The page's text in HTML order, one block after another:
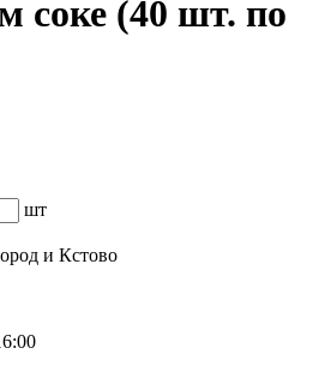
соке (40 шт. по
шт
и Кстово